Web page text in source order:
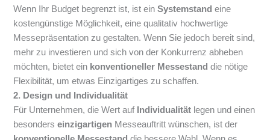
Wenn Ihr Budget begrenzt ist, ist einSystemstand eine
kostengünstige Möglichkeit, eine qualitativ hochwertige
Messepräsentation zu gestalten. Wenn Sie jedoch bereit sind,
mehr zu investieren und sich von der Konkurrenz abheben
möchten, bietet ein konventioneller Messestand die nötige
Flexibilität, um etwas Einzigartiges zu schaffen.
2. Design und Individualität
Für Unternehmen, die Wert auf Individualität legen und einen
besonderseinzigartigen Messeauftritt wünschen, ist der